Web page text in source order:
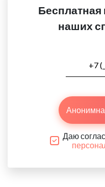
Бесплатная
наших
Даю